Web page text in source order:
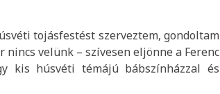
tojásfestést szerveztem, gondoltam
velünk – szívesen eljönne a Ferenc
kis húsvéti témájú bábszínházzal és